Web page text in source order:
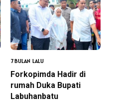
7 BULAN LALU
Forkopimda Hadir di
rumah Duka Bupati
Labuhanbatu